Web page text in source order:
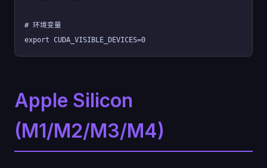
# 环境变量
export CUDA_VISIBLE_DEVICES=0
Apple Silicon
(M1/M2/M3/M4)